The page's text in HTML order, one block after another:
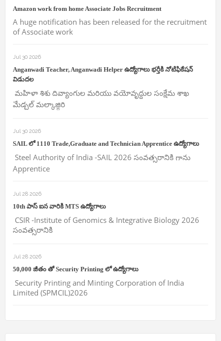
Amazon work from home Associate Jobs Recruitment
A huge notification has been released for the recruitment
of Associate work
Jul 30 2026
Anganwadi Teacher, Anganwadi Helper ఉద్యోగాలు భర్తీకి నోటిఫికేషన్
విడుదల
మహిళా శిశు దివ్యాంగుల మరియు వయోవృద్దుల సంక్షేమ శాఖ
మేడ్చల్ మల్కాజ్గిరి
Jul 30 2026
SAIL లో 1110 Trade,Graduate and Technician Apprentice ఉద్యోగాలు
Steel Authority of India -SAIL 2026 సంవత్సరానికి గాను
Apprentice
Jul 28 2026
10th పాస్ ఐన వారికి MTS ఉద్యోగాలు
CSIR -Institute of Genomics & Integrative Biology 2026
సంవత్సరానికి
Jul 28 2026
50,000 జీతం తో Security Printing లో ఉద్యోగాలు
Security Printing and Minting Corporation of India
Limited (SPMCIL)2026